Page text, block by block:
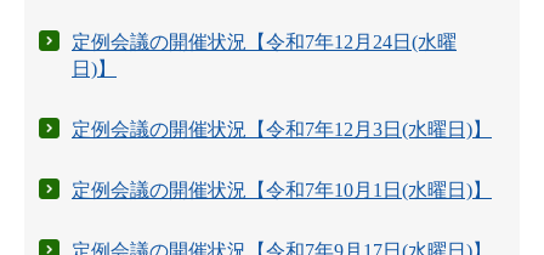
定例会議の開催状況【令和7年12月24日(水曜
日)】
定例会議の開催状況【令和7年12月3日(水曜日)】
定例会議の開催状況【令和7年10月1日(水曜日)】
定例会議の開催状況【令和7年9月17日(水曜日)】